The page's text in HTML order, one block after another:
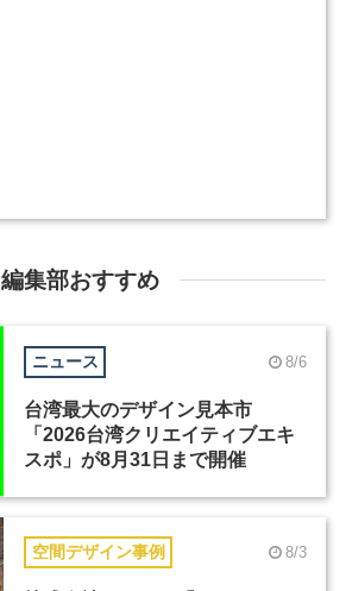
編集部おすすめ
ニュース 8/6
台湾最大のデザイン見本市
「2026台湾クリエイティブエキ
スポ」が8月31日まで開催
空間デザイン事例 8/3